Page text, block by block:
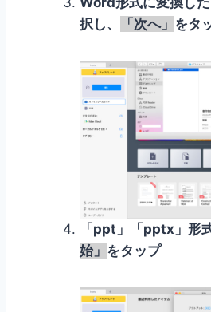
択し、
「次へ」 をタ
「ppt」「pptx」形
始」 をタップ